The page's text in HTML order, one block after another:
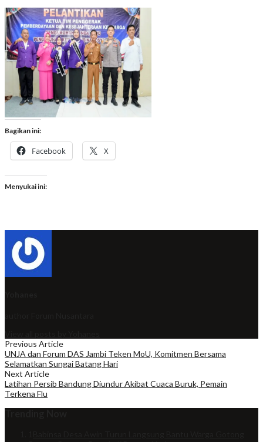
Bagikan ini:
Facebook X
Menyukai ini:
Previous Article
UNJA dan Forum DAS Jambi Teken MoU, Komitmen Bersama
Selamatkan Sungai Batang Hari
Next Article
Latihan Persib Bandung Diundur Akibat Cuaca Buruk, Pemain
Terkena Flu